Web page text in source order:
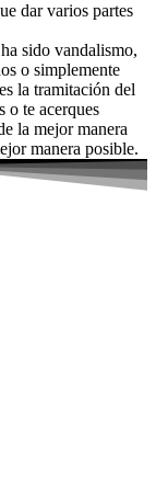
dar varios partes
sido vandalismo,
o simplemente
la tramitación del
o te acerques
la mejor manera
manera posible.